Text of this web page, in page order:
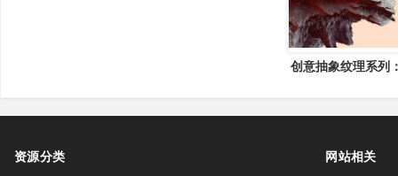
创意抽象纹理系列
资源分类 网站相关